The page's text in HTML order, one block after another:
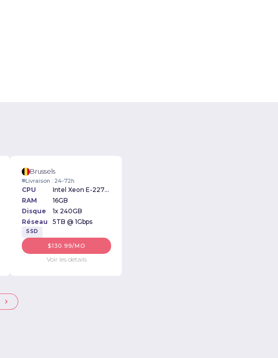
Brussels
Livraison : 24-72h
CPU
Intel Xeon E-2276G 3.80GHz
RAM
16GB
Disque
1x 240GB
Réseau
5TB @ 1Gbps
SSD
$130.99/MO
Voir les détails